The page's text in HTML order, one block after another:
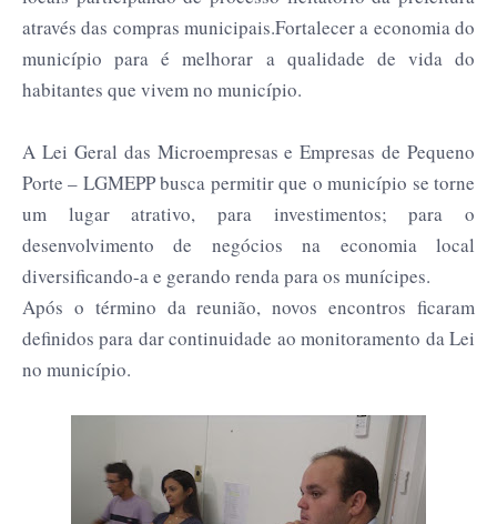
através das compras municipais.Fortalecer a economia do
município para é melhorar a qualidade de vida do
habitantes que vivem no município.
A Lei Geral das Microempresas e Empresas de Pequeno
Porte – LGMEPP busca permitir que o município se torne
um lugar atrativo, para investimentos; para o
desenvolvimento de negócios na economia local
diversificando-a e gerando renda para os munícipes.
Após o término da reunião, novos encontros ficaram
definidos para dar continuidade ao monitoramento da Lei
no município.